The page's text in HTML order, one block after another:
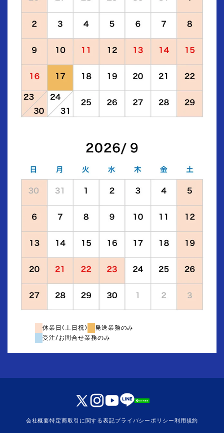
休業日(土日祝)
発送業務のみ
受注/お問合せ業務のみ
会社概要特定商取引に関する表記プライバシーポリシー利用規約